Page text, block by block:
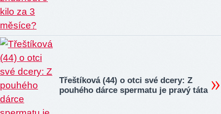
Třeštíková (44) o otci své dcery: Z
pouhého dárce spermatu je pravý táta